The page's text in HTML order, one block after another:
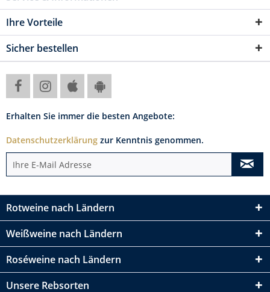
Ihre Vorteile
Sicher bestellen
Erhalten Sie immer die besten Angebote:
Datenschutzerklärung zur Kenntnis genommen.
Rotweine nach Ländern
Weißweine nach Ländern
Roséweine nach Ländern
Unsere Rebsorten